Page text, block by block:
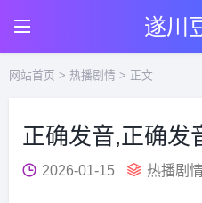
遂川
网站首页 > 热播剧情 > 正文
正确发音,正确发
2026-01-15 热播剧